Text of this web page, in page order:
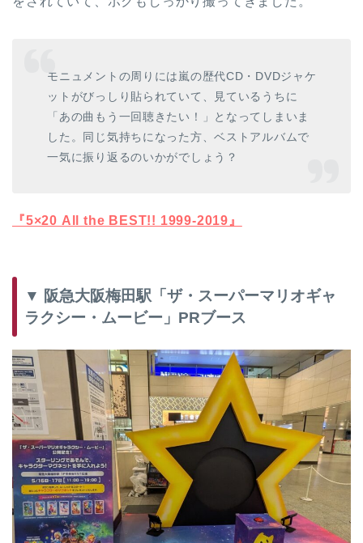
モニュメントの周りには嵐の歴代CD・DVDジャケ
ットがびっしり貼られていて、見ているうちに
「あの曲もう一回聴きたい！」となってしまいま
した。同じ気持ちになった方、ベストアルバムで
一気に振り返るのいかがでしょう？
『5×20 All the BEST!! 1999-2019』
▼ 阪急大阪梅田駅「ザ・スーパーマリオギャ
ラクシー・ムービー」PRブース